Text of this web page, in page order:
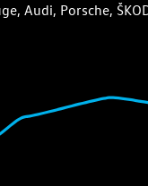
Audi, Porsche,